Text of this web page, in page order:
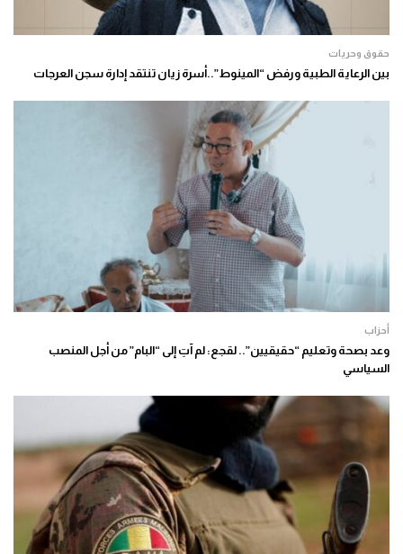
حقوق وحريات
بين الرعاية الطبية ورفض “المينوط”..أسرة زيان تنتقد إدارة سجن العرجات
أحزاب
وعد بصحة وتعليم “حقيقيين”.. لقجع: لم آتِ إلى “البام” من أجل المنصب
السياسي